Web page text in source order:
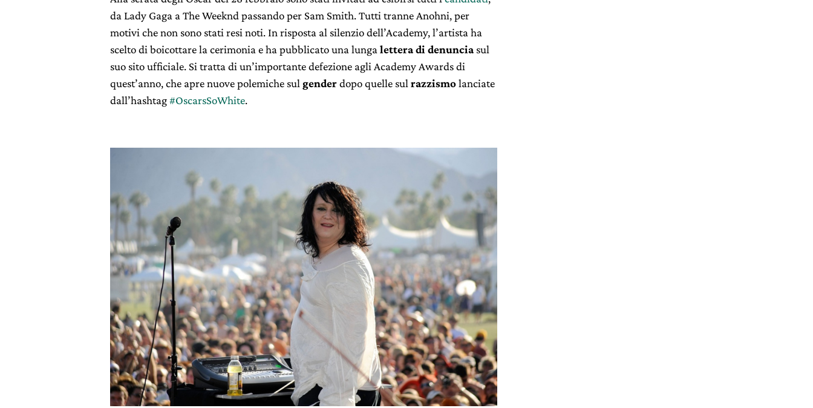
da Lady Gaga a The Weeknd passando per Sam Smith. Tutti tranne Anohni, per
motivi che non sono stati resi noti. In risposta al silenzio dell’Academy, l’artista ha
scelto di boicottare la cerimonia e ha pubblicato una lunga lettera di denuncia sul
suo sito ufficiale. Si tratta di un’importante defezione agli Academy Awards di
quest’anno, che apre nuove polemiche sul genderdopo quelle sul razzismolanciate
dall’hashtag#OscarsSoWhite.